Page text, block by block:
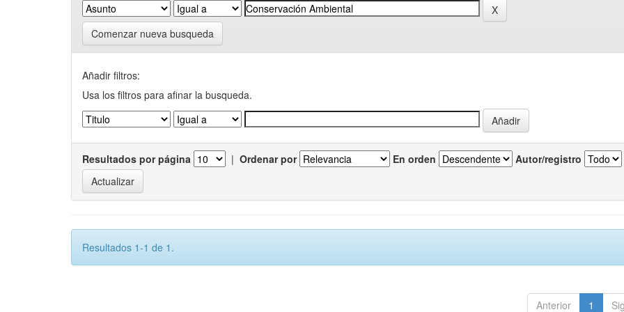
Comenzar nueva busqueda
Añadir filtros:
Usa los filtros para afinar la busqueda.
Resultados por página | Ordenar por En orden Autor/registro
Resultados 1-1 de 1.
Anterior 1